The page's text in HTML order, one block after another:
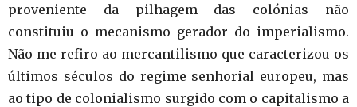
proveniente da pilhagem das colónias não
constituiu o mecanismo gerador do imperialismo.
Não me refiro ao mercantilismo que caracterizou os
últimos séculos do regime senhorial europeu, mas
ao tipo de colonialismo surgido com o capitalismo a